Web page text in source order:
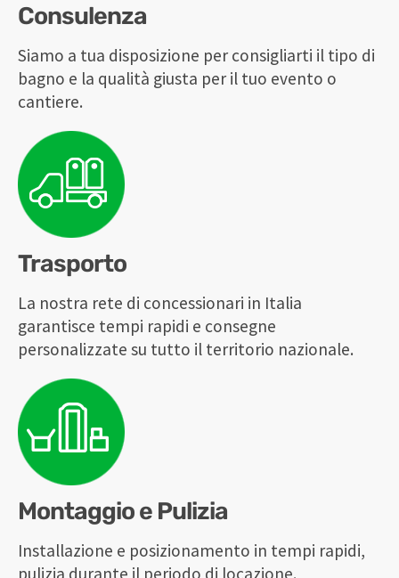
Consulenza
Siamo a tua disposizione per consigliarti il tipo di
bagno e la qualità giusta per il tuo evento o
cantiere.
Trasporto
La nostra rete di concessionari in Italia
garantisce tempi rapidi e consegne
personalizzate su tutto il territorio nazionale.
Montaggio e Pulizia
Installazione e posizionamento in tempi rapidi,
pulizia durante il periodo di locazione.